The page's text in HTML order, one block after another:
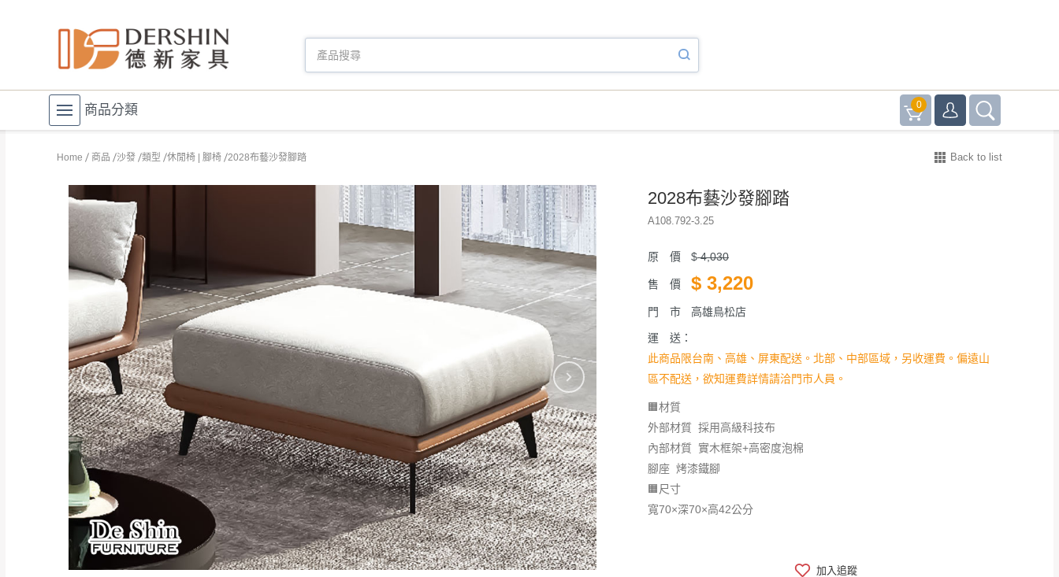
商品分類 0
Home 商品 沙發 類型 休閒椅 | 腳椅 2028布藝沙發腳踏 Back to list
2028布藝沙發腳踏
A108.792-3.25
原 價 $4,030
售 價 $ 3,220
門 市 高雄鳥松店
運 送：
此商品限台南、高雄、屏東配送。北部、中部區域，另收運費。偏遠山
區不配送，欲知運費詳情請洽門市人員。
🟧材質
外部材質 採用高級科技布
內部材質 實木框架+高密度泡棉
腳座 烤漆鐵腳
🟧尺寸
寬70×深70×高42公分
加入追蹤